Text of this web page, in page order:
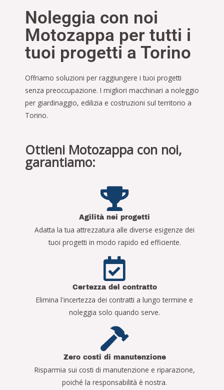
Noleggia con noi
Motozappa per tutti i
tuoi progetti a Torino
Offriamo soluzioni per raggiungere i tuoi progetti
senza preoccupazione. I migliori macchinari a noleggio
per giardinaggio, edilizia e costruzioni sul territorio a
Torino.
Ottieni Motozappa con noi,
garantiamo:
Agilità nei progetti
Adatta la tua attrezzatura alle diverse esigenze dei
tuoi progetti in modo rapido ed efficiente.
Certezza del contratto
Elimina l'incertezza dei contratti a lungo termine e
noleggia solo quando serve.
Zero costi di manutenzione
Risparmia sui costi di manutenzione e riparazione,
poiché la responsabilità è nostra.